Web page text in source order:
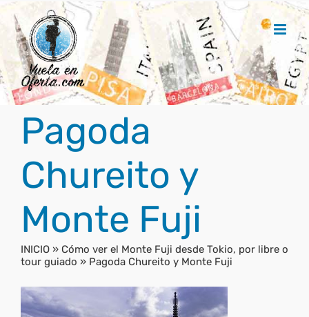
Saltar
contenido
Pagoda
Chureito y
Monte Fuji
INICIO » Cómo ver el Monte Fuji desde Tokio, por libre o
tour guiado » Pagoda Chureito y Monte Fuji